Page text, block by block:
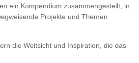
ein Kompendium zusammengestellt, in
Projekte und Themen
die Weitsicht und Inspiration, die das